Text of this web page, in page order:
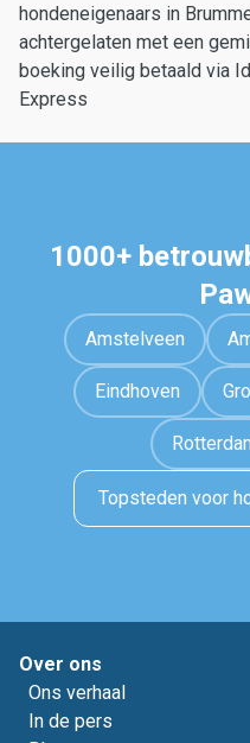
hondeneigenaars in
achtergelaten met een
boeking veilig betaald via
Express
1000+
Amstelveen
Eindhoven
Topsteden voor
Over ons
Ons verhaal
In de pers